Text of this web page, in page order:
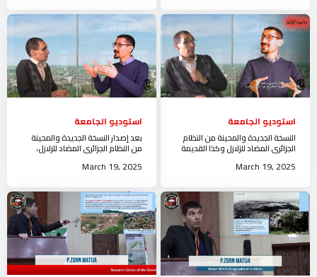
استوديو الجامعة
النسخة الجديدة والمحينة من النظام
الجزائري المضاد للزلازل وكذا القديمة
March 19, 2025
استوديو الجامعة
بعد إصدار النسخة الجديدة والمحينة
من النظام الجزائري المضاد للزلازل،
March 19, 2025